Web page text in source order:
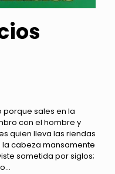
porque sales en la
con el hombre y
quien lleva las riendas
cabeza mansamente
sometida por siglos;